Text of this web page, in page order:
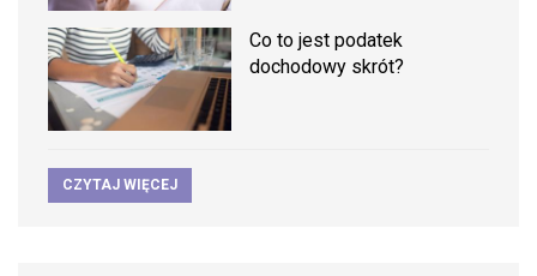
Co to jest podatek
dochodowy skrót?
CZYTAJ WIĘCEJ